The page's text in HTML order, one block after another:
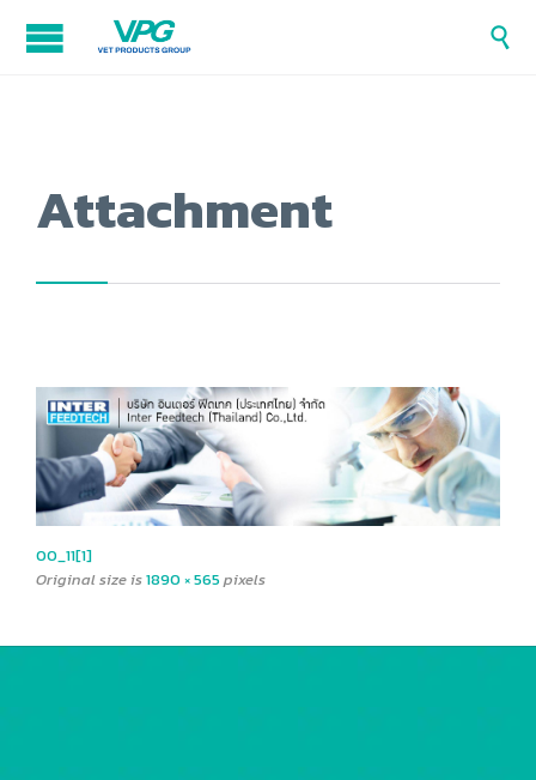

Attachment
00_11[1]
Original size is1890 × 565 pixels